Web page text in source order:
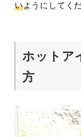
いようにしてく
ホットア
方